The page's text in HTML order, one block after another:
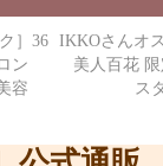
］36
ン
容
IKKOさんオ
美人百花
ス